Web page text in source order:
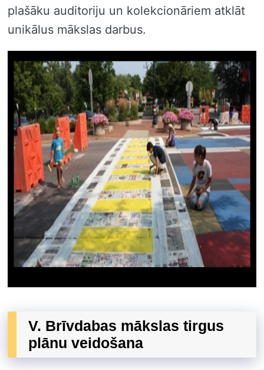
plašāku auditoriju un kolekcionāriem atklāt
unikālus mākslas darbus.
V. Brīvdabas mākslas tirgus
plānu veidošana